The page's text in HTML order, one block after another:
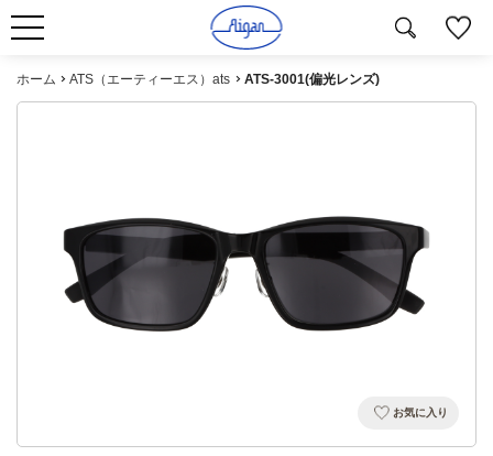
ホーム ATS（エーティーエス）ats ATS-3001(偏光レンズ)
お気に入り